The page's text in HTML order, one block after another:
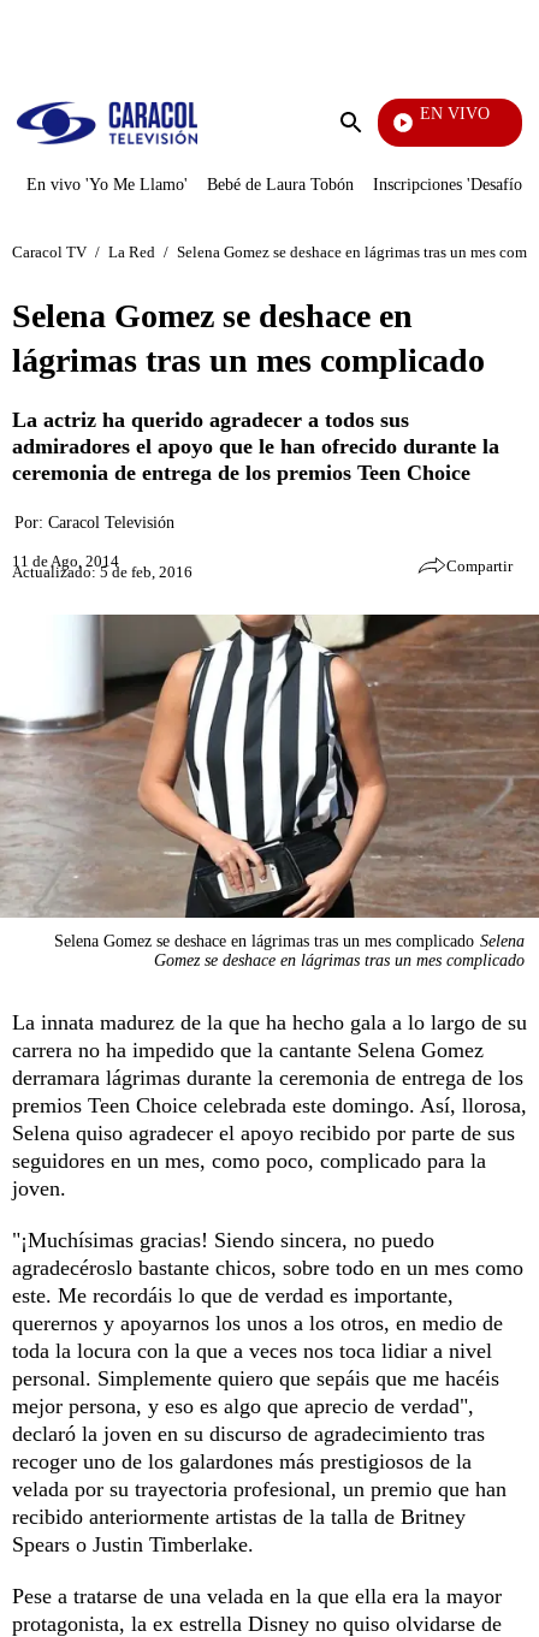
Enviar
EN VIVO
En vivo 'Yo Me Llamo' Bebé de Laura Tobón Inscripciones 'Desafío'
Caracol TV / La Red / Selena Gomez se deshace en lágrimas tras un mes
Selena Gomez se deshace en
lágrimas tras un mes complicado
La actriz ha querido agradecer a todos sus
admiradores el apoyo que le han ofrecido durante la
ceremonia de entrega de los premios Teen Choice
Por: Caracol Televisión
11 de Ago, 2014
Actualizado: 5 de feb, 2016 Compartir
Selena Gomez se deshace en lágrimas tras un mes complicado Selena
Gomez se deshace en lágrimas tras un mes complicado
La innata madurez de la que ha hecho gala a lo largo de su
carrera no ha impedido que la cantante Selena Gomez
derramara lágrimas durante la ceremonia de entrega de los
premios Teen Choice celebrada este domingo. Así, llorosa,
Selena quiso agradecer el apoyo recibido por parte de sus
seguidores en un mes, como poco, complicado para la
joven.
"¡Muchísimas gracias! Siendo sincera, no puedo
agradecéroslo bastante chicos, sobre todo en un mes como
este. Me recordáis lo que de verdad es importante,
querernos y apoyarnos los unos a los otros, en medio de
toda la locura con la que a veces nos toca lidiar a nivel
personal. Simplemente quiero que sepáis que me hacéis
mejor persona, y eso es algo que aprecio de verdad",
declaró la joven en su discurso de agradecimiento tras
recoger uno de los galardones más prestigiosos de la
velada por su trayectoria profesional, un premio que han
recibido anteriormente artistas de la talla de Britney
Spears o Justin Timberlake.
Pese a tratarse de una velada en la que ella era la mayor
protagonista, la ex estrella Disney no quiso olvidarse de